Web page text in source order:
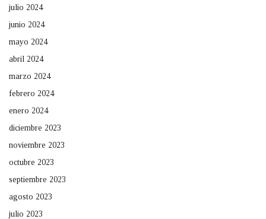
julio 2024
junio 2024
mayo 2024
abril 2024
marzo 2024
febrero 2024
enero 2024
diciembre 2023
noviembre 2023
octubre 2023
septiembre 2023
agosto 2023
julio 2023